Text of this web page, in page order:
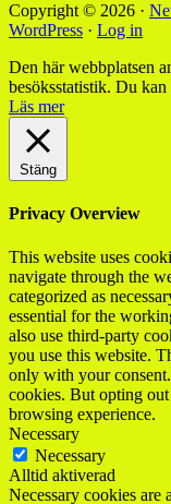
Copyright © 2026 ·
WordPress · Log in
Den här webbplatsen
besöksstatistik. Du
Läs mer
Stäng
Privacy Overview
This website uses
navigate through the
categorized as
essential for the
also use third-party
you use this website.
only with your
cookies. But opting
browsing experience.
Necessary
Necessary
Alltid aktiverad
Necessary cookies are